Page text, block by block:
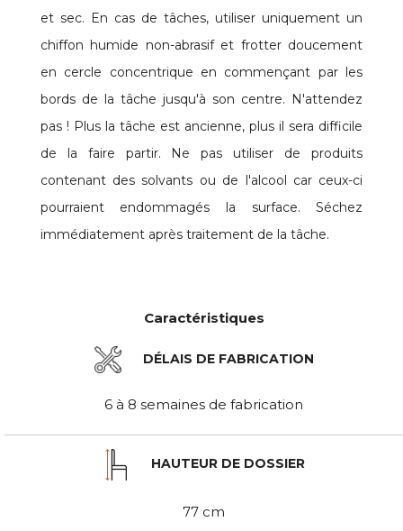
et sec. En cas de tâches, utiliser uniquement un
chiffon humide non-abrasif et frotter doucement
en cercle concentrique en commençant par les
bords de la tâche jusqu'à son centre. N'attendez
pas ! Plus la tâche est ancienne, plus il sera difficile
de la faire partir. Ne pas utiliser de produits
contenant des solvants ou de l'alcool car ceux-ci
pourraient endommagés la surface. Séchez
immédiatement après traitement de la tâche.
Caractéristiques
DÉLAIS DE FABRICATION
6 à 8 semaines de fabrication
HAUTEUR DE DOSSIER
77 cm